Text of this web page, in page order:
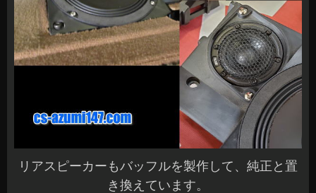
リアスピーカーもバッフルを製作して、純正と置
き換えています。